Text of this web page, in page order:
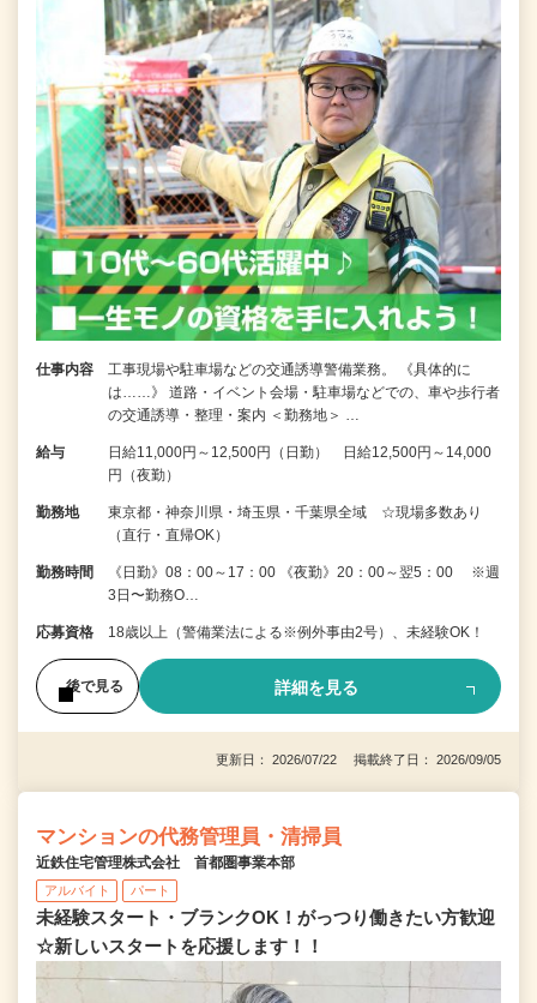
仕事内容
工事現場や駐車場などの交通誘導警備業務。 《具体的に
は……》 道路・イベント会場・駐車場などでの、車や歩行者
の交通誘導・整理・案内 ＜勤務地＞ …
給与
日給11,000円～12,500円（日勤） 日給12,500円～14,000
円（夜勤）
勤務地
東京都・神奈川県・埼玉県・千葉県全域 ☆現場多数あり
（直行・直帰OK）
勤務時間
《日勤》08：00～17：00 《夜勤》20：00～翌5：00 ※週
3日〜勤務O…
応募資格 18歳以上（警備業法による※例外事由2号）、未経験OK！
後で見る 詳細を見る
更新日： 2026/07/22 掲載終了日： 2026/09/05
マンションの代務管理員・清掃員
近鉄住宅管理株式会社 首都圏事業本部
アルバイト パート
未経験スタート・ブランクOK！がっつり働きたい方歓迎
☆新しいスタートを応援します！！